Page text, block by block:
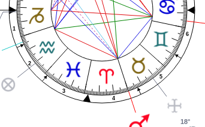
1
2
3
4
5
6
18°